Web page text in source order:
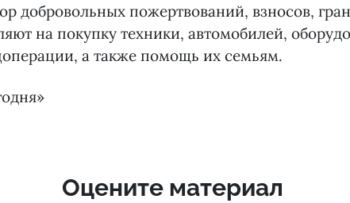
добровольных пожертвований, взносов,
на покупку техники, автомобилей,
а также помощь их семьям.
Оцените материал